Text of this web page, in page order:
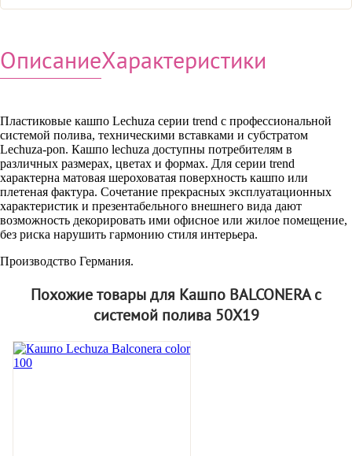
ОписаниеХарактеристики
Пластиковые кашпо Lechuza серии trend с профессиональной
системой полива, техническими вставками и субстратом
Lechuza-pon. Кашпо lechuza доступны потребителям в
различных размерах, цветах и формах. Для серии trend
характерна матовая шероховатая поверхность кашпо или
плетеная фактура. Сочетание прекрасных эксплуатационных
характеристик и презентабельного внешнего вида дают
возможность декорировать ими офисное или жилое помещение,
без риска нарушить гармонию стиля интерьера.
Производство Германия.
Похожие товары для Кашпо BALCONERA с
системой полива 50Х19